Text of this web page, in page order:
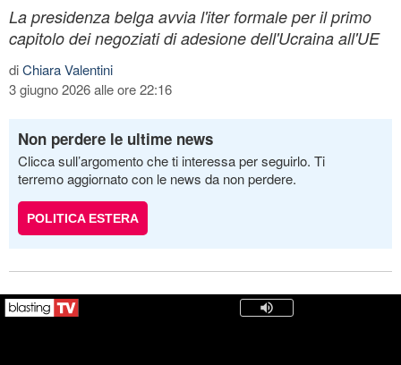
La presidenza belga avvia l'iter formale per il primo
capitolo dei negoziati di adesione dell'Ucraina all'UE
diChiara Valentini
3 giugno 2026 alle ore 22:16
Non perdere le ultime news
Clicca sull’argomento che ti interessa per seguirlo. Ti
terremo aggiornato con le news da non perdere.
POLITICA ESTERA